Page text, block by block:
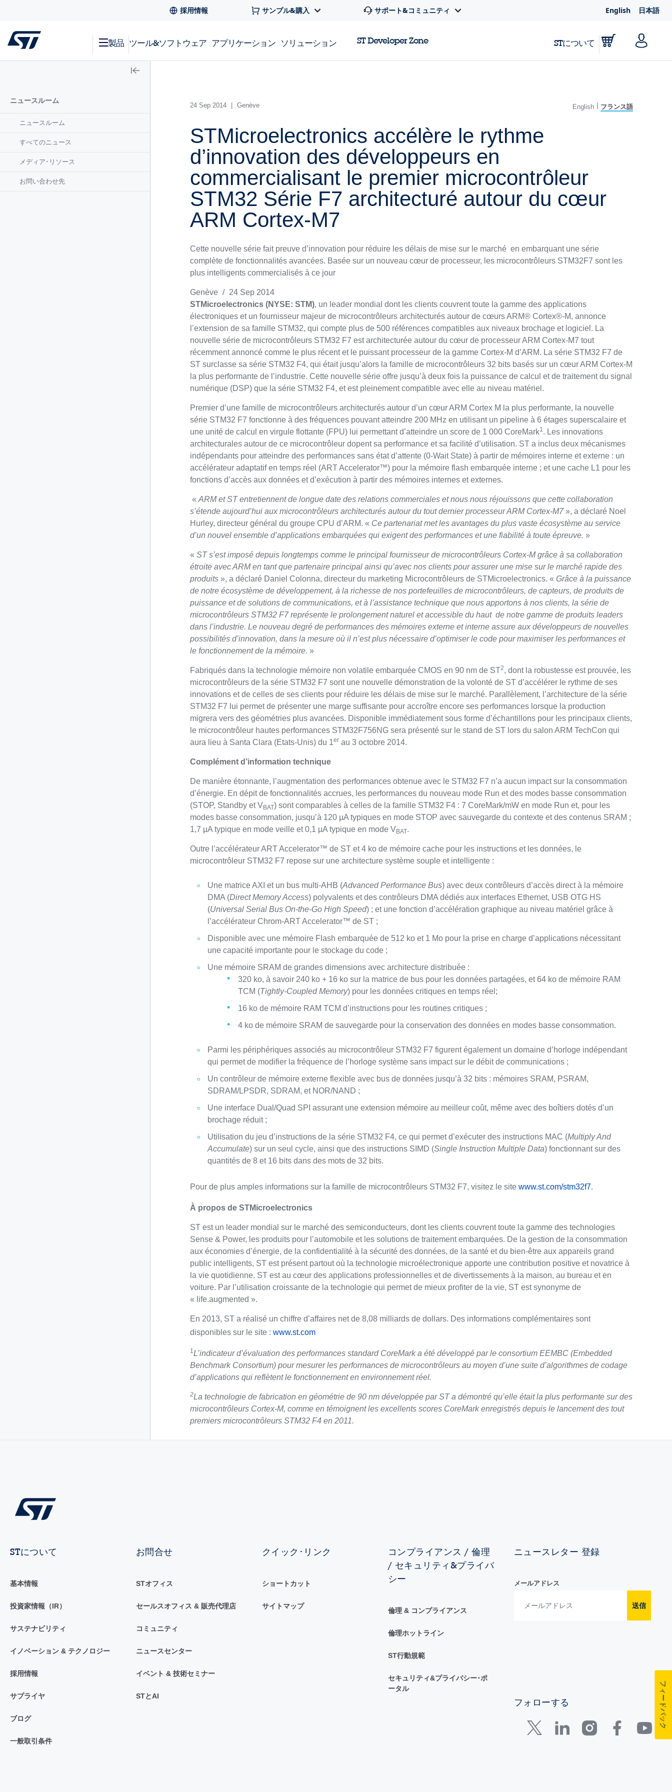
採用情報 サンプル&購入 サポート&コミュニティ English 日本語
製品 ツール&ソフトウェア アプリケーション ソリューション ST Developer Zone STについて
ニュースルーム
ニュースルーム
すべてのニュース
メディア･リソース
お問い合わせ先
24 Sep 2014 Genève English フランス語
STMicroelectronics accélère le rythme
d’innovation des développeurs en
commercialisant le premier microcontrôleur
STM32 Série F7 architecturé autour du cœur
ARM Cortex-M7
Cette nouvelle série fait preuve d’innovation pour réduire les délais de mise sur le marché en embarquant une série
complète de fonctionnalités avancées. Basée sur un nouveau cœur de processeur, les microcontrôleurs STM32F7 sont les
plus intelligents commercialisés à ce jour
Genève /
24 Sep 2014
STMicroelectronics (NYSE: STM), un leader mondial dont les clients couvrent toute la gamme des applications
électroniques et un fournisseur majeur de microcontrôleurs architecturés autour de cœurs ARM® Cortex®-M, annonce
l’extension de sa famille STM32, qui compte plus de 500 références compatibles aux niveaux brochage et logiciel. La
nouvelle série de microcontrôleurs STM32 F7 est architecturée autour du cœur de processeur ARM Cortex-M7 tout
récemment annoncé comme le plus récent et le puissant processeur de la gamme Cortex-M d’ARM. La série STM32 F7 de
ST surclasse sa série STM32 F4, qui était jusqu’alors la famille de microcontrôleurs 32 bits basés sur un cœur ARM Cortex-M
la plus performante de l’industrie. Cette nouvelle série offre jusqu’à deux fois la puissance de calcul et de traitement du signal
numérique (DSP) que la série STM32 F4, et est pleinement compatible avec elle au niveau matériel.
Premier d’une famille de microcontrôleurs architecturés autour d’un cœur ARM Cortex M la plus performante, la nouvelle
série STM32 F7 fonctionne à des fréquences pouvant atteindre 200 MHz en utilisant un pipeline à 6 étages superscalaire et
une unité de calcul en virgule flottante (FPU) lui permettant d’atteindre un score de 1 000 CoreMark1. Les innovations
architecturales autour de ce microcontrôleur dopent sa performance et sa facilité d’utilisation. ST a inclus deux mécanismes
indépendants pour atteindre des performances sans état d’attente (0-Wait State) à partir de mémoires interne et externe : un
accélérateur adaptatif en temps réel (ART Accelerator™) pour la mémoire flash embarquée interne ; et une cache L1 pour les
fonctions d’accès aux données et d’exécution à partir des mémoires internes et externes.
« ARM et ST entretiennent de longue date des relations commerciales et nous nous réjouissons que cette collaboration
s’étende aujourd’hui aux microcontrôleurs architecturés autour du tout dernier processeur ARM Cortex-M7», a déclaré Noel
Hurley, directeur général du groupe CPU d’ARM. « Ce partenariat met les avantages du plus vaste écosystème au service
d’un nouvel ensemble d’applications embarquées qui exigent des performances et une fiabilité à toute épreuve. »
« ST s’est imposé depuis longtemps comme le principal fournisseur de microcontrôleurs Cortex-M grâce à sa collaboration
étroite avec ARM en tant que partenaire principal ainsi qu’avec nos clients pour assurer une mise sur le marché rapide des
produits », a déclaré Daniel Colonna, directeur du marketing Microcontrôleurs de STMicroelectronics. « Grâce à la puissance
de notre écosystème de développement, à la richesse de nos portefeuilles de microcontrôleurs, de capteurs, de produits de
puissance et de solutions de communications, et à l’assistance technique que nous apportons à nos clients, la série de
microcontrôleurs STM32 F7 représente le prolongement naturel et accessible du haut de notre gamme de produits leaders
dans l’industrie. Le nouveau degré de performances des mémoires externe et interne assure aux développeurs de nouvelles
possibilités d’innovation, dans la mesure où il n’est plus nécessaire d’optimiser le code pour maximiser les performances et
le fonctionnement de la mémoire. »
Fabriqués dans la technologie mémoire non volatile embarquée CMOS en 90 nm de ST2, dont la robustesse est prouvée, les
microcontrôleurs de la série STM32 F7 sont une nouvelle démonstration de la volonté de ST d’accélérer le rythme de ses
innovations et de celles de ses clients pour réduire les délais de mise sur le marché. Parallèlement, l’architecture de la série
STM32 F7 lui permet de présenter une marge suffisante pour accroître encore ses performances lorsque la production
migrera vers des géométries plus avancées. Disponible immédiatement sous forme d’échantillons pour les principaux clients,
le microcontrôleur hautes performances STM32F756NG sera présenté sur le stand de ST lors du salon ARM TechCon qui
aura lieu à Santa Clara (Etats-Unis) du 1er au 3 octobre 2014.
Complément d’information technique
De manière étonnante, l’augmentation des performances obtenue avec le STM32 F7 n’a aucun impact sur la consommation
d’énergie. En dépit de fonctionnalités accrues, les performances du nouveau mode Run et des modes basse consommation
(STOP, Standby et VBAT) sont comparables à celles de la famille STM32 F4 : 7 CoreMark/mW en mode Run et, pour les
modes basse consommation, jusqu’à 120 µA typiques en mode STOP avec sauvegarde du contexte et des contenus SRAM ;
1,7 µA typique en mode veille et 0,1 µA typique en mode VBAT.
Outre l’accélérateur ART Accelerator™ de ST et 4 ko de mémoire cache pour les instructions et les données, le
microcontrôleur STM32 F7 repose sur une architecture système souple et intelligente :
Une matrice AXI et un bus multi-AHB (Advanced Performance Bus) avec deux contrôleurs d’accès direct à la mémoire
DMA (Direct Memory Access) polyvalents et des contrôleurs DMA dédiés aux interfaces Ethernet, USB OTG HS
(Universal Serial Bus On-the-Go High Speed) ; et une fonction d’accélération graphique au niveau matériel grâce à
l’accélérateur Chrom-ART Accelerator™ de ST ;
Disponible avec une mémoire Flash embarquée de 512 ko et 1 Mo pour la prise en charge d’applications nécessitant
une capacité importante pour le stockage du code ;
Une mémoire SRAM de grandes dimensions avec architecture distribuée :
320 ko, à savoir 240 ko + 16 ko sur la matrice de bus pour les données partagées, et 64 ko de mémoire RAM
TCM (Tightly-Coupled Memory) pour les données critiques en temps réel;
16 ko de mémoire RAM TCM d’instructions pour les routines critiques ;
4 ko de mémoire SRAM de sauvegarde pour la conservation des données en modes basse consommation.
Parmi les périphériques associés au microcontrôleur STM32 F7 figurent également un domaine d’horloge indépendant
qui permet de modifier la fréquence de l’horloge système sans impact sur le débit de communications ;
Un contrôleur de mémoire externe flexible avec bus de données jusqu’à 32 bits : mémoires SRAM, PSRAM,
SDRAM/LPSDR, SDRAM, et NOR/NAND ;
Une interface Dual/Quad SPI assurant une extension mémoire au meilleur coût, même avec des boîtiers dotés d’un
brochage réduit ;
Utilisation du jeu d’instructions de la série STM32 F4, ce qui permet d’exécuter des instructions MAC (Multiply And
Accumulate) sur un seul cycle, ainsi que des instructions SIMD (Single Instruction Multiple Data) fonctionnant sur des
quantités de 8 et 16 bits dans des mots de 32 bits.
Pour de plus amples informations sur la famille de microcontrôleurs STM32 F7, visitez le site www.st.com/stm32f7.
À propos de STMicroelectronics
ST est un leader mondial sur le marché des semiconducteurs, dont les clients couvrent toute la gamme des technologies
Sense & Power, les produits pour l’automobile et les solutions de traitement embarquées. De la gestion de la consommation
aux économies d’énergie, de la confidentialité à la sécurité des données, de la santé et du bien-être aux appareils grand
public intelligents, ST est présent partout où la technologie microélectronique apporte une contribution positive et novatrice à
la vie quotidienne. ST est au cœur des applications professionnelles et de divertissements à la maison, au bureau et en
voiture. Par l’utilisation croissante de la technologie qui permet de mieux profiter de la vie, ST est synonyme de
« life.augmented ».
En 2013, ST a réalisé un chiffre d’affaires net de 8,08 milliards de dollars. Des informations complémentaires sont
disponibles sur le site : www.st.com
1L’indicateur d’évaluation des performances standard CoreMark a été développé par le consortium EEMBC (Embedded
Benchmark Consortium) pour mesurer les performances de microcontrôleurs au moyen d’une suite d’algorithmes de codage
d’applications qui reflètent le fonctionnement en environnement réel.
2La technologie de fabrication en géométrie de 90 nm développée par ST a démontré qu’elle était la plus performante sur des
microcontrôleurs Cortex-M, comme en témoignent les excellents scores CoreMark enregistrés depuis le lancement des tout
premiers microcontrôleurs STM32 F4 en 2011.
STについて
基本情報
投資家情報（IR）
サステナビリティ
イノベーション & テクノロジー
採用情報
サプライヤ
ブログ
一般取引条件
お問合せ
STオフィス
セールスオフィス & 販売代理店
コミュニティ
ニュースセンター
イベント & 技術セミナー
STとAI
クイック･リンク
ショートカット
サイトマップ
コンプライアンス / 倫理
/ セキュリティ&プライバ
シー
倫理 & コンプライアンス
倫理ホットライン
ST行動規範
セキュリティ&プライバシー･ポ
ータル
ニュースレター 登録
メールアドレス
送信
フォローする フィードバック